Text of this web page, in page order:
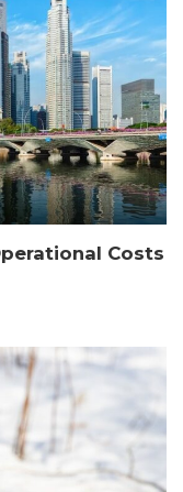
Costs